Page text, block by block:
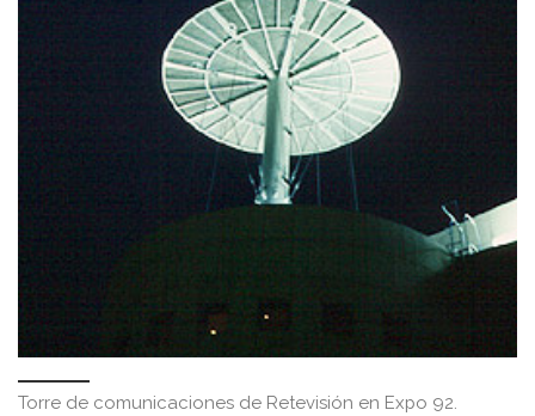
Torre de comunicaciones de Retevisión en Expo 92.